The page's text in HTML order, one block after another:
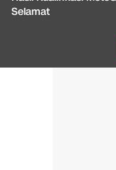
Selamat